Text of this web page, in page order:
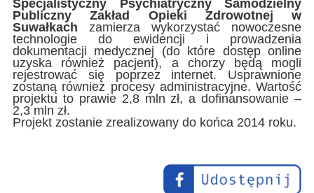
Specjalistyczny Psychiatryczny Samodzielny
Publiczny Zakład Opieki Zdrowotnej w
Suwałkach zamierza wykorzystać nowoczesne
technologie do ewidencji i prowadzenia
dokumentacji medycznej (do które dostęp online
uzyska również pacjent), a chorzy będą mogli
rejestrować się poprzez internet. Usprawnione
zostaną również procesy administracyjne. Wartość
projektu to prawie 2,8 mln zł, a dofinansowanie –
2,3 mln zł.
Projekt zostanie zrealizowany do końca 2014 roku.